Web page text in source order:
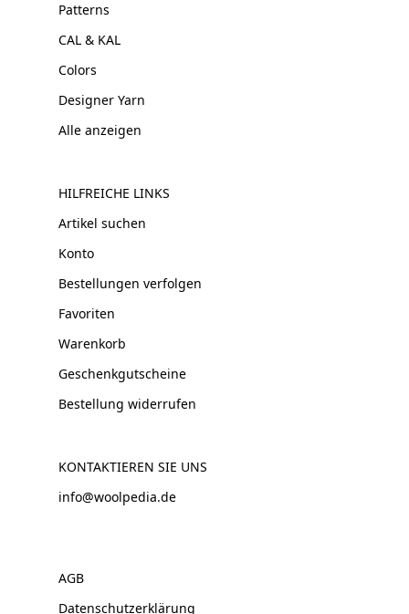
Patterns
CAL & KAL
Colors
Designer Yarn
Alle anzeigen
HILFREICHE LINKS
Artikel suchen
Konto
Bestellungen verfolgen
Favoriten
Warenkorb
Geschenkgutscheine
Bestellung widerrufen
KONTAKTIEREN SIE UNS
info@woolpedia.de
AGB
Datenschutzerklärung